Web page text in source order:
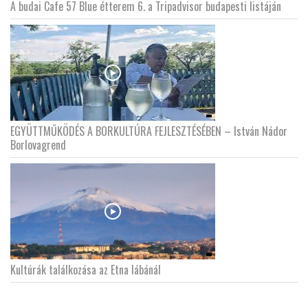
A budai Cafe 57 Blue étterem 6. a Tripadvisor budapesti listáján
EGYÜTTMŰKÖDÉS A BORKULTÚRA FEJLESZTÉSÉBEN – István Nádor
Borlovagrend
Kultúrák találkozása az Etna lábánál